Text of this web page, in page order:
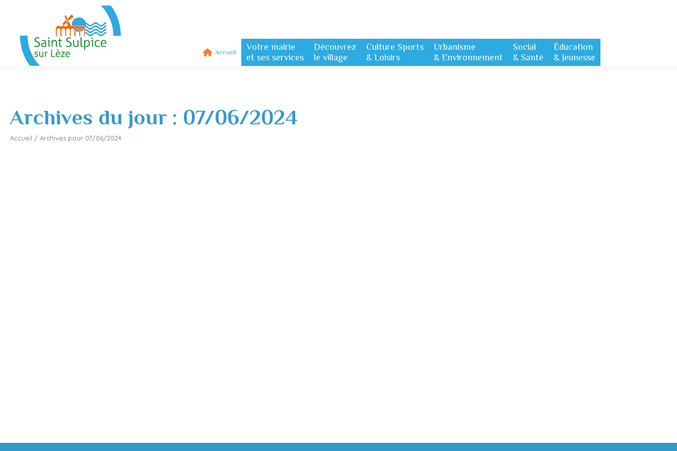
Accueil
Votre mairie
et ses services
Découvrez
le village
Culture Sports
& Loisirs
Urbanisme
& Environnement
Social
& Santé
Éducation
& Jeunesse
Archives du jour : 07/06/2024
Accueil / Archives pour 07/06/2024